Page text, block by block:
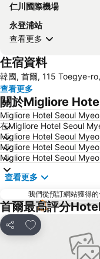
仁川國際機場
永登浦站
查看更多
住宿資料
韓國, 首爾, 115 Toegye-
查看更多
關於Migliore
Migliore Hotel Seoul
在Migliore Hotel Seoul
Migliore Hotel Seoul
Migliore Hotel Seoul
Migliore Hotel Seoul
查看更多
我們從預訂網站獲得
首爾最高評分
分享
放到收藏夾